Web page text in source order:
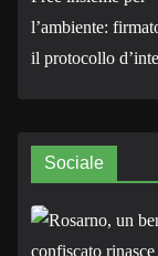
Sociale